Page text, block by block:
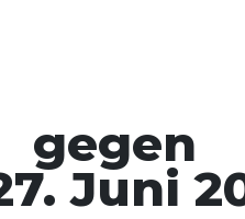
gegen
Juni